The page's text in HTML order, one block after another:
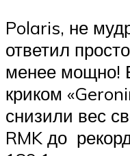
Polaris, не
ответил
менее мощно!
криком
снизили вес
RMK до